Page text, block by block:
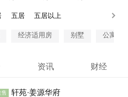
五居 五居以上
经济适用房 别墅 公寓
资讯 财经
售 轩苑·姜源华府